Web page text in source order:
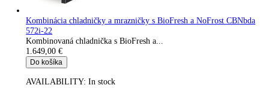
572i-22
Kombinovaná chladnička s BioFresh a...
1.599,00€
Do košíka
AVAILABILITY: In stock